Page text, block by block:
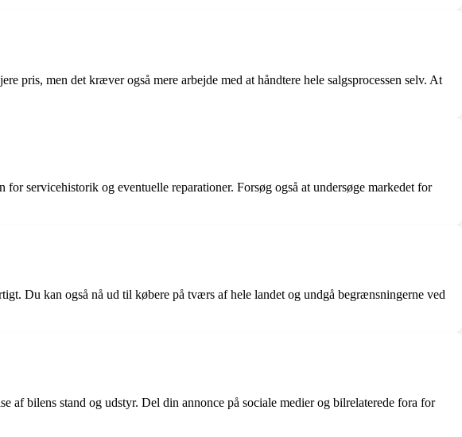
pris, men det kræver også mere arbejde med at håndtere hele salgsprocessen selv. At
servicehistorik og eventuelle reparationer. Forsøg også at undersøge markedet for
Du kan også nå ud til købere på tværs af hele landet og undgå begrænsningerne ved
af bilens stand og udstyr. Del din annonce på sociale medier og bilrelaterede fora for